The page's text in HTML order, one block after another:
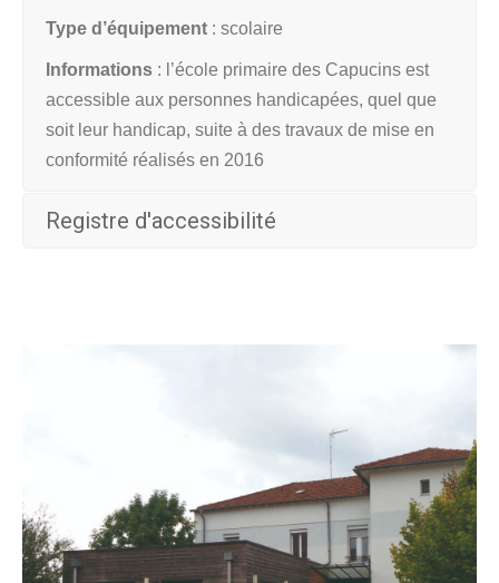
Type d’équipement : scolaire
Informations : l’école primaire des Capucins est
accessible aux personnes handicapées, quel que
soit leur handicap, suite à des travaux de mise en
conformité réalisés en 2016
Registre d'accessibilité